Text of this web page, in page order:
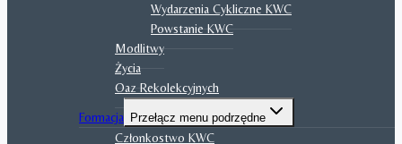
Wydarzenia Cykliczne KWC
Powstanie KWC
Modlitwy
Życia
Oaz Rekolekcyjnych
Formacja Przełącz menu podrzędne
Członkostwo KWC